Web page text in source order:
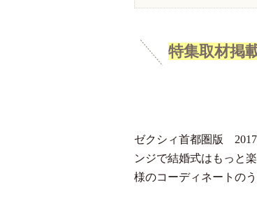
特集取材掲
ゼクシィ首都圏版
ンジで結婚式はもっと
様のコーディネートの